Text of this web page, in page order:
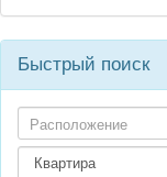
Быстрый поиск
Расположение